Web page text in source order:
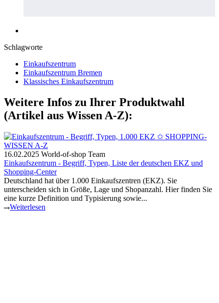
Schlagworte
Einkaufszentrum
Einkaufszentrum Bremen
Klassisches Einkaufszentrum
Weitere Infos zu Ihrer Produktwahl
(Artikel aus Wissen A-Z):
16.02.2025 World-of-shop Team
Einkaufszentrum - Begriff, Typen, Liste der deutschen EKZ und
Shopping-Center
Deutschland hat über 1.000 Einkaufszentren (EKZ). Sie
unterscheiden sich in Größe, Lage und Shopanzahl. Hier finden Sie
eine kurze Definition und Typisierung sowie...
Weiterlesen